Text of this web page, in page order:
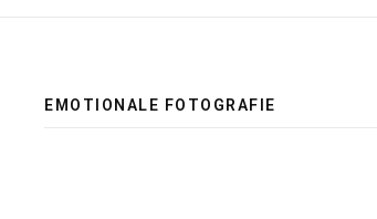
EMOTIONALE FOTOGRAFIE